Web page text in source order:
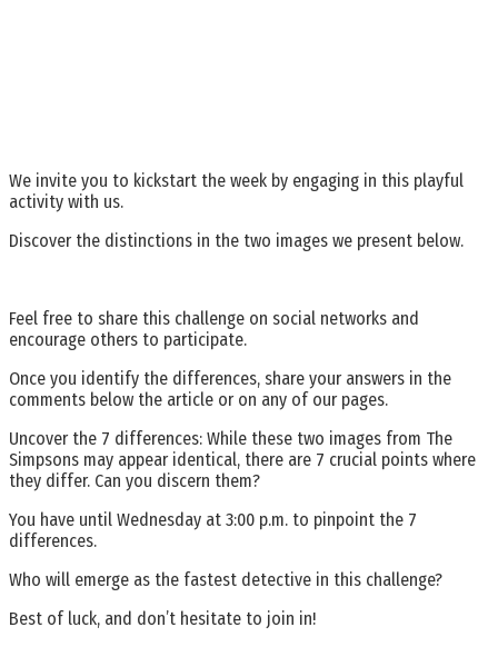
We invite you to kickstart the week by engaging in this playful
activity with us.
Discover the distinctions in the two images we present below.
Feel free to share this challenge on social networks and
encourage others to participate.
Once you identify the differences, share your answers in the
comments below the article or on any of our pages.
Uncover the 7 differences: While these two images from The
Simpsons may appear identical, there are 7 crucial points where
they differ. Can you discern them?
You have until Wednesday at 3:00 p.m. to pinpoint the 7
differences.
Who will emerge as the fastest detective in this challenge?
Best of luck, and don’t hesitate to join in!